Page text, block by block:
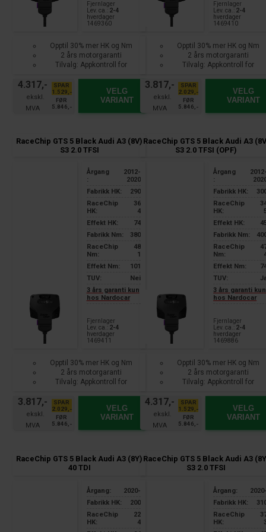
Fjernlager
Lev. ca.:
2-4
hverdager
1469360
Opptil 30% mer HK og Nm
2 års motorgaranti
Tilvalg: Appkontroll for
4.317,-
SPAR
1.529,-
FØR
5.846,-
VELG
VARIANT
Fjernlager
Lev. ca.: 2-4
hverdager
1469410
Opptil 30% mer HK og Nm
2 års motorgaranti
Tilvalg: Appkontroll for
3.817,-
SPAR
2.029,-
FØR
5.846,-
VELG
VARIANT
RaceChip GTS 5 Black Audi A3 (8V)
S3 2.0 TFSI
Årgang
:
2012-
2020
Fabrikk HK:
290
RaceChip
HK:
36
4
Effekt HK:
74
Fabrikk Nm:
380
RaceChip
Nm:
48
1
Effekt Nm:
101
TUV:
Nei
3 års garanti kun
hos Nardocar
Fjernlager
Lev. ca.:
2-4
hverdager
1469411
Opptil 30% mer HK og Nm
2 års motorgaranti
Tilvalg: Appkontroll for
3.817,-
SPAR
2.029,-
FØR
5.846,-
VELG
VARIANT
RaceChip GTS 5 Black Audi A3
S3 2.0 TFSI (OPF)
Årgang
:
Fabrikk HK:
RaceChip
HK:
Effekt HK:
Fabrikk Nm:
RaceChip
Nm:
Effekt Nm:
TUV:
3 års garanti kun
hos Nardocar
Fjernlager
Lev. ca.: 2-4
hverdager
1469886
Opptil 30% mer HK og Nm
2 års motorgaranti
Tilvalg: Appkontroll for
4.317,-
SPAR
1.529,-
FØR
5.846,-
VELG
VARIANT
RaceChip GTS 5 Black Audi A3 (8Y)
40 TDI
Årgang:
2020-
Fabrikk HK:
200
RaceChip
HK:
22
4
RaceChip GTS 5 Black Audi A3
S3 2.0 TFSI
Årgang:
Fabrikk HK:
RaceChip
HK: